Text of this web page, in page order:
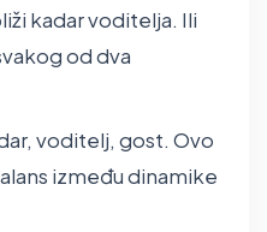
kadar voditelja. Ili
od dva
voditelj, gost. Ovo
između dinamike